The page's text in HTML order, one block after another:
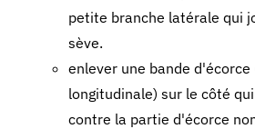
petite branche latérale qui
sève.
enlever une bande d'écorce
longitudinale) sur le côté
contre la partie d'écorce